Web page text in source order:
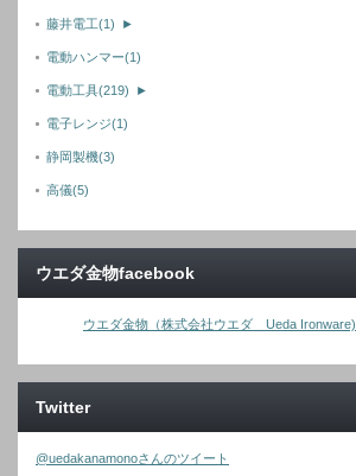
藤井電工(1) ►
電動ハンマー(1)
電動工具(219) ►
電子レンジ(1)
静岡製機(3)
高儀(5)
ウエダ金物facebook
ウエダ金物（株式会社ウエダ Ueda Ironware)
Twitter
@uedakanamonoさんのツイート